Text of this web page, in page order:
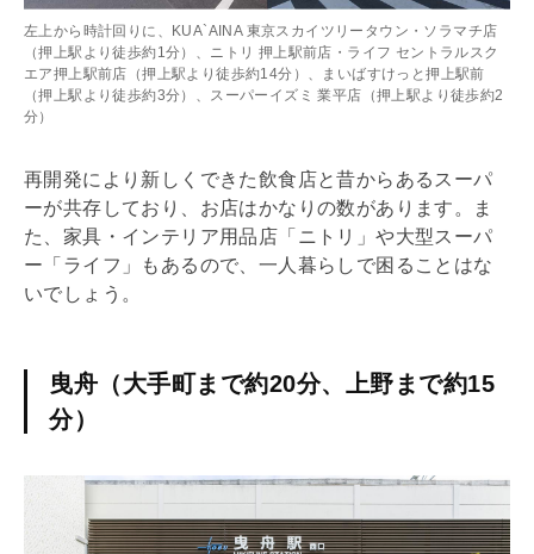
左上から時計回りに、KUA`AINA 東京スカイツリータウン・ソラマチ店
（押上駅より徒歩約1分）、ニトリ 押上駅前店・ライフ セントラルスク
エア押上駅前店（押上駅より徒歩約14分）、まいばすけっと押上駅前
（押上駅より徒歩約3分）、スーパーイズミ 業平店（押上駅より徒歩約2
分）
再開発により新しくできた飲食店と昔からあるスーパ
ーが共存しており、お店はかなりの数があります。ま
た、家具・インテリア用品店「ニトリ」や大型スーパ
ー「ライフ」もあるので、一人暮らしで困ることはな
いでしょう。
曳舟（大手町まで約20分、上野まで約15
分）